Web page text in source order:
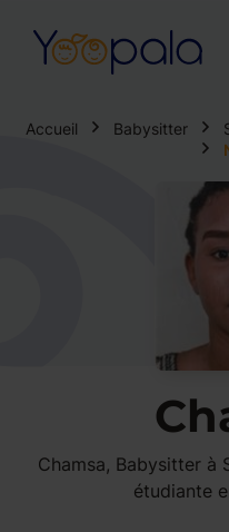
Accueil Babysitter
Chamsa, Babysitter à
étudiante